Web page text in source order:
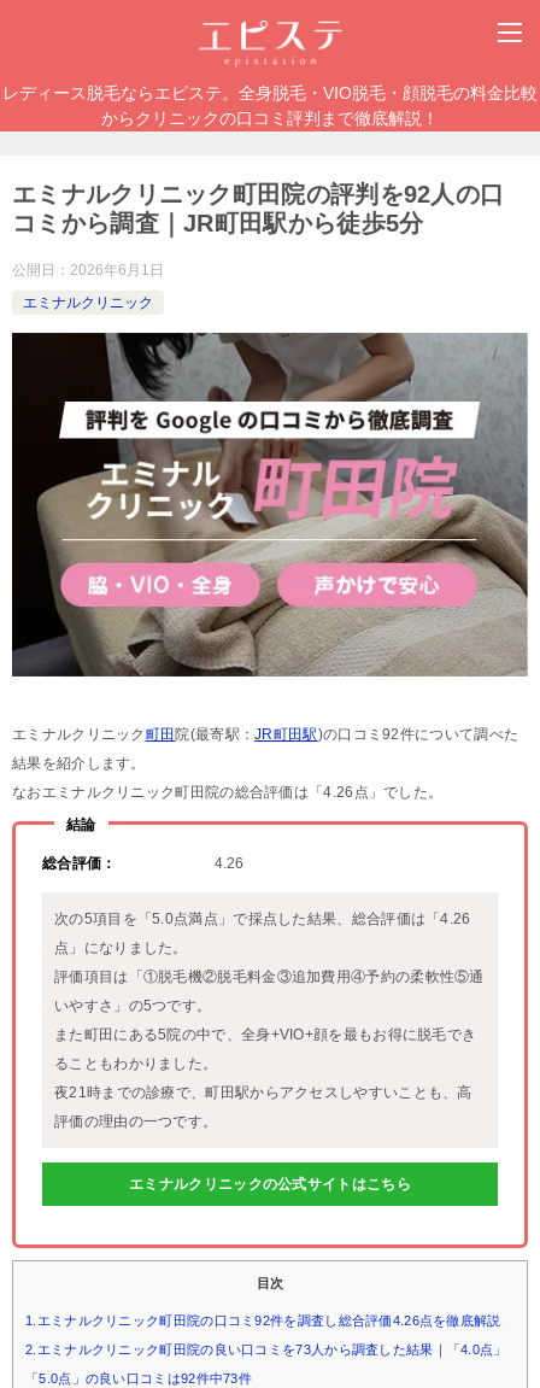
レディース脱毛ならエピステ。全身脱毛・VIO脱毛・顔脱毛の料金比較
からクリニックの口コミ評判まで徹底解説！
エミナルクリニック町田院の評判を92人の口
コミから調査｜JR町田駅から徒歩5分
公開日： 2026年6月1日
エミナルクリニック
エミナルクリニック 町田 院(最寄駅：JR町田駅)の口コミ92件について調べた
結果を紹介します。
なおエミナルクリニック町田院の総合評価は「4.26点」でした。
結論
総合評価： 4.26
次の5項目を「5.0点満点」で採点した結果、総合評価は「4.26
点」になりました。
評価項目は「①脱毛機②脱毛料金③追加費用④予約の柔軟性⑤通
いやすさ」の5つです。
また町田にある5院の中で、全身+VIO+顔を最もお得に脱毛でき
ることもわかりました。
夜21時までの診療で、町田駅からアクセスしやすいことも、高
評価の理由の一つです。
エミナルクリニックの公式サイトはこちら
目次
1.エミナルクリニック町田院の口コミ92件を調査し総合評価4.26点を徹底解説
2.エミナルクリニック町田院の良い口コミを73人から調査した結果｜「4.0点」
「5.0点」の良い口コミは92件中73件